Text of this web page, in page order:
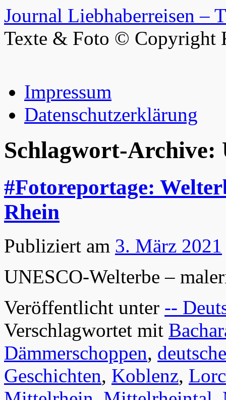
Journal Liebhaberreisen –
Texte & Foto © Copyright
Inhalt
springenImpressum
Datenschutzerklärung
Schlagwort-Archive:
#Fotoreportage:
Rhein
Publiziert am 3. März 2021
UNESCO-Welterbe –
Veröffentlicht unter --
Verschlagwortet mit
Dämmerschoppen,
Geschichten, Koblenz,